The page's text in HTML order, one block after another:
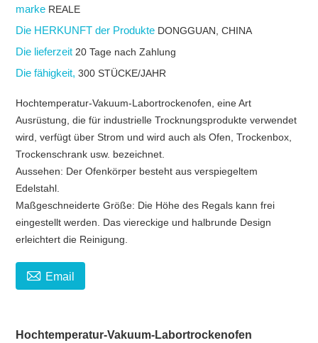
marke REALE
Die HERKUNFT der Produkte DONGGUAN, CHINA
Die lieferzeit 20 Tage nach Zahlung
Die fähigkeit,300 STÜCKE/JAHR
Hochtemperatur-Vakuum-Labortrockenofen, eine Art
Ausrüstung, die für industrielle Trocknungsprodukte verwendet
wird, verfügt über Strom und wird auch als Ofen, Trockenbox,
Trockenschrank usw. bezeichnet.
Aussehen: Der Ofenkörper besteht aus verspiegeltem
Edelstahl.
Maßgeschneiderte Größe: Die Höhe des Regals kann frei
eingestellt werden. Das viereckige und halbrunde Design
erleichtert die Reinigung.
 Email
Hochtemperatur-Vakuum-Labortrockenofen